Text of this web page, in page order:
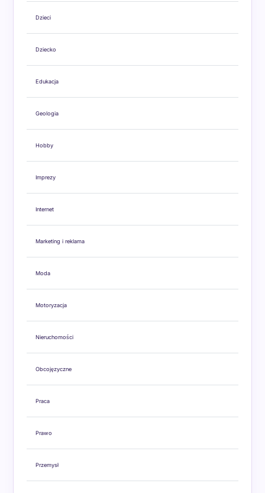
Dzieci
Dziecko
Edukacja
Geologia
Hobby
Imprezy
Internet
Marketing i reklama
Moda
Motoryzacja
Nieruchomości
Obcojęzyczne
Praca
Prawo
Przemysł